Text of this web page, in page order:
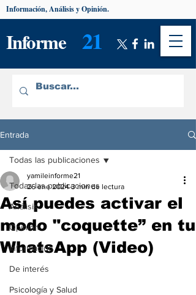
Informe 21
Información, Análisis y Opinión.
Entrada
Todas las publicaciones
Análisis
Opinión
Información
De interés
Psicología y Salud
Todas las publicaciones
Así puedes activar el
modo "coquette” en tu
WhatsApp (Video)
yamileinforme21
26 ene 2024 3 min de lectura